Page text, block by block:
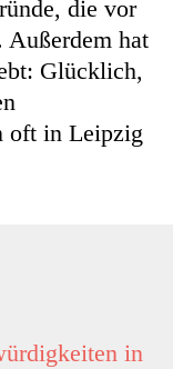
die vor
hat
Glücklich,
oft in Leipzig
in